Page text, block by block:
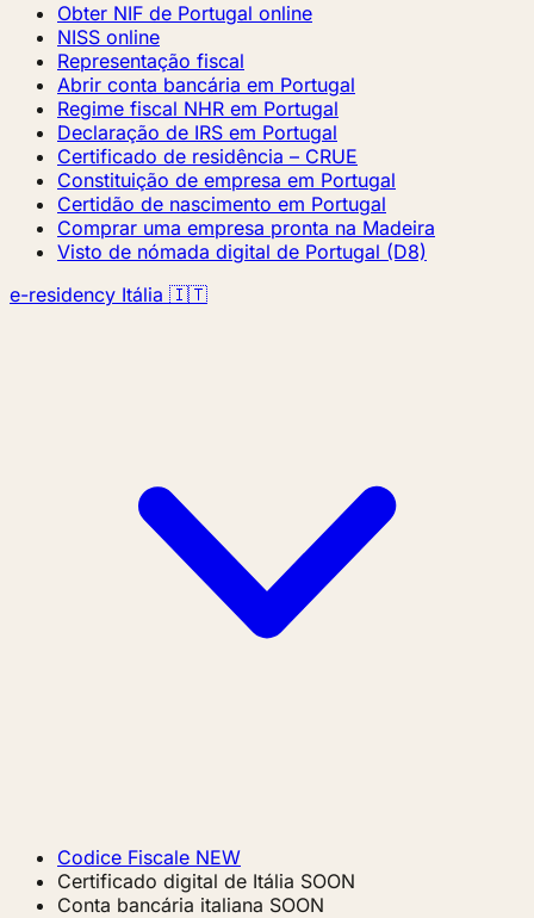
Obter NIF de Portugal online
NISS online
Representação fiscal
Abrir conta bancária em Portugal
Regime fiscal NHR em Portugal
Declaração de IRS em Portugal
Certificado de residência – CRUE
Constituição de empresa em Portugal
Certidão de nascimento em Portugal
Comprar uma empresa pronta na Madeira
Visto de nómada digital de Portugal (D8)
e-residency Itália 🇮🇹
Codice Fiscale NEW
Certificado digital de Itália SOON
Conta bancária italiana SOON